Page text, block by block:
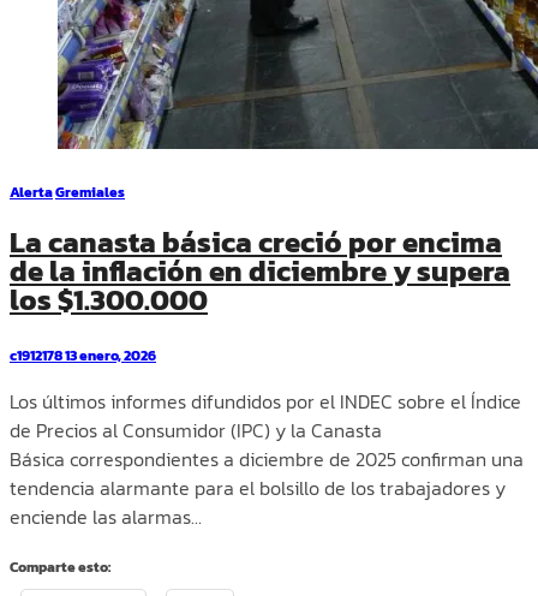
AlertaGremiales
La canasta básica creció por encima
de la inflación en diciembre y supera
los $1.300.000
c191217813 enero, 2026
Los últimos informes difundidos por el INDEC sobre el Índice
de Precios al Consumidor (IPC) y la Canasta
Básica correspondientes a diciembre de 2025 confirman una
tendencia alarmante para el bolsillo de los trabajadores y
enciende las alarmas…
Comparte esto: